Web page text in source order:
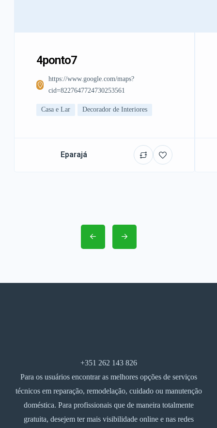
4ponto7
https://www.google.com/maps?
cid=8227647724730253561
Casa e Lar Decorador de Interiores
Eparajá
+351 262 143 826
Para os usuários encontrar as melhores opções de serviços
técnicos em reparação, remodelação, cuidado ou manutenção
doméstica. Para profissionais que de maneira totalmente
gratuita, desejem ter mais visibilidade online e nas redes